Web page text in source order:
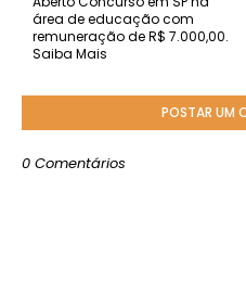
área de educação com
remuneração de R$ 7.000,00.
Saiba Mais
POSTAR UM
0 Comentários